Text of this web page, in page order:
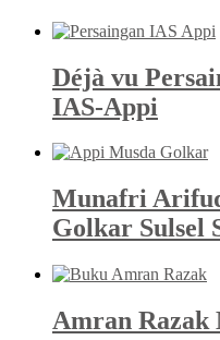
Déjà vu
IAS-Appi
Munafri
Golkar Sulsel
Amran Razak